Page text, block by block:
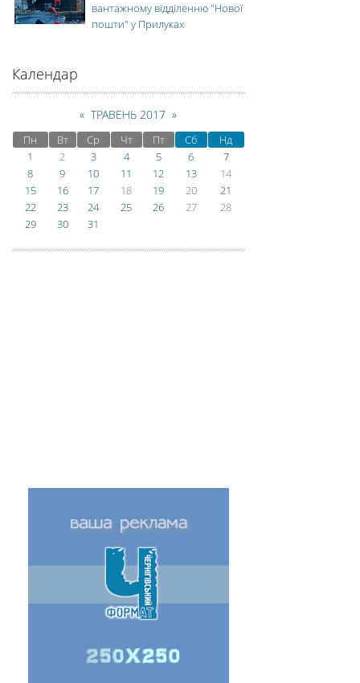
вантажному відділенню "Нової
пошти" у Прилуках
Календар
« ТРАВЕНЬ 2017 »
Пн Вт Ср Чт Пт Сб
Нд
1
2 3 4 5 6
7
8
9 10 11 12 13
14
15
16 17 18 19 20
21
22
23 24 25 26 27
28
29
30 31